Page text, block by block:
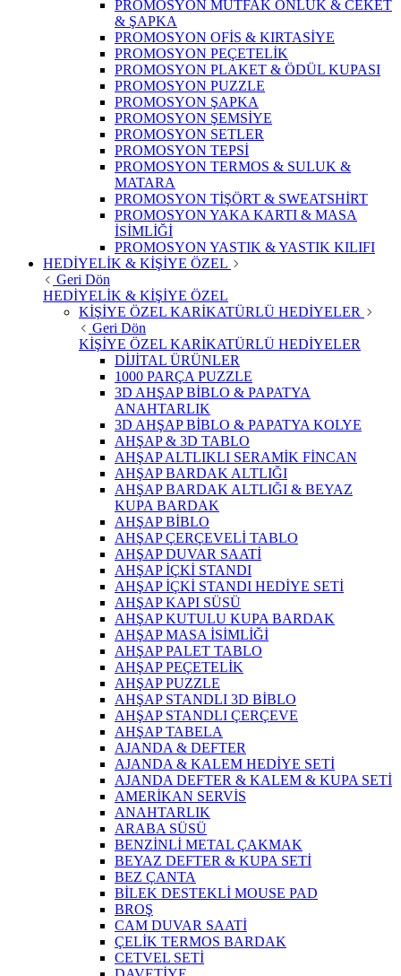
PROMOSYON MUTFAK ÖNLÜK & CEKET
& ŞAPKA
PROMOSYON OFİS & KIRTASİYE
PROMOSYON PEÇETELİK
PROMOSYON PLAKET & ÖDÜL KUPASI
PROMOSYON PUZZLE
PROMOSYON ŞAPKA
PROMOSYON ŞEMSİYE
PROMOSYON SETLER
PROMOSYON TEPSİ
PROMOSYON TERMOS & SULUK &
MATARA
PROMOSYON TİŞÖRT & SWEATSHİRT
PROMOSYON YAKA KARTI & MASA
İSİMLİĞİ
PROMOSYON YASTIK & YASTIK KILIFI
HEDİYELİK & KİŞİYE ÖZEL
Geri Dön
HEDİYELİK & KİŞİYE ÖZEL
KİŞİYE ÖZEL KARİKATÜRLÜ HEDİYELER
Geri Dön
KİŞİYE ÖZEL KARİKATÜRLÜ HEDİYELER
DİJİTAL ÜRÜNLER
1000 PARÇA PUZZLE
3D AHŞAP BİBLO & PAPATYA
ANAHTARLIK
3D AHŞAP BİBLO & PAPATYA KOLYE
AHŞAP & 3D TABLO
AHŞAP ALTLIKLI SERAMİK FİNCAN
AHŞAP BARDAK ALTLIĞI
AHŞAP BARDAK ALTLIĞI & BEYAZ
KUPA BARDAK
AHŞAP BİBLO
AHŞAP ÇERÇEVELİ TABLO
AHŞAP DUVAR SAATİ
AHŞAP İÇKİ STANDI
AHŞAP İÇKİ STANDI HEDİYE SETİ
AHŞAP KAPI SÜSÜ
AHŞAP KUTULU KUPA BARDAK
AHŞAP MASA İSİMLİĞİ
AHŞAP PALET TABLO
AHŞAP PEÇETELİK
AHŞAP PUZZLE
AHŞAP STANDLI 3D BİBLO
AHŞAP STANDLI ÇERÇEVE
AHŞAP TABELA
AJANDA & DEFTER
AJANDA & KALEM HEDİYE SETİ
AJANDA DEFTER & KALEM & KUPA SETİ
AMERİKAN SERVİS
ANAHTARLIK
ARABA SÜSÜ
BENZİNLİ METAL ÇAKMAK
BEYAZ DEFTER & KUPA SETİ
BEZ ÇANTA
BİLEK DESTEKLİ MOUSE PAD
BROŞ
CAM DUVAR SAATİ
ÇELİK TERMOS BARDAK
CETVEL SETİ